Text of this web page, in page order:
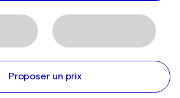
Proposer un prix